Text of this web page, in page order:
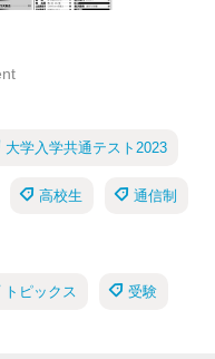
大学入学共通テスト2023
高校生 通信制
トピックス 受験